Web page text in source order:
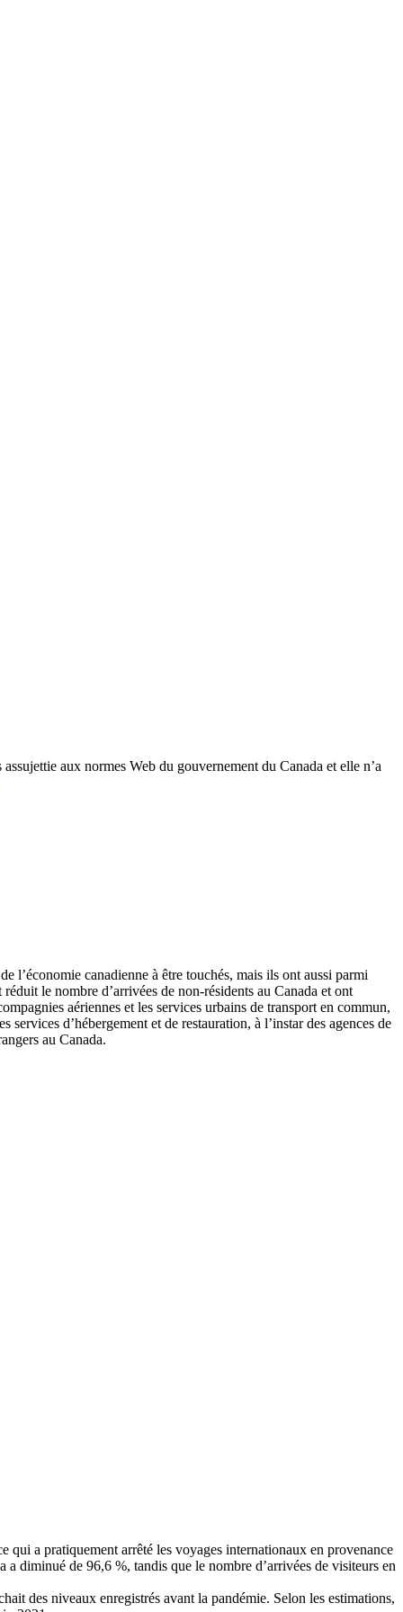
aux normes Web du gouvernement du Canada et elle n’a
l’économie canadienne à être touchés, mais ils ont aussi parmi
le nombre d’arrivées de non-résidents au Canada et ont
aériennes et les services urbains de transport en commun,
d’hébergement et de restauration, à l’instar des agences de
au Canada.
qui a pratiquement arrêté les voyages internationaux en provenance
diminué de 96,6 %, tandis que le nombre d’arrivées de visiteurs en
des niveaux enregistrés avant la pandémie. Selon les estimations,